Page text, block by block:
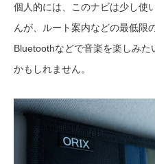
個人的には、このナビは少し使
んが、ルート案内などの最低限
Bluetoothなどで音楽を楽しみ
かもしれません。